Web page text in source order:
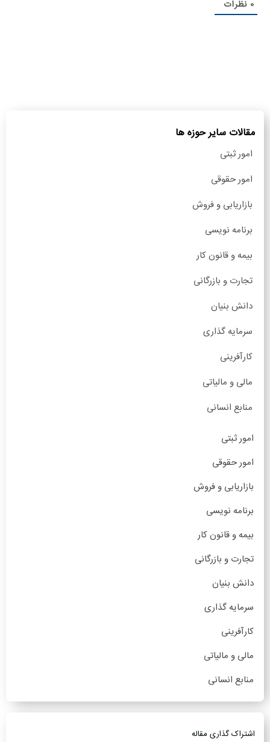
0 نظرات
مقالات سایر حوزه ها
امور ثبتی
امور حقوقی
بازاریابی و فروش
برنامه نویسی
بیمه و قانون کار
تجارت و بازرگانی
دانش بنیان
سرمایه گذاری
کارآفرینی
مالی و مالیاتی
منابع انسانی
امور ثبتی
امور حقوقی
بازاریابی و فروش
برنامه نویسی
بیمه و قانون کار
تجارت و بازرگانی
دانش بنیان
سرمایه گذاری
کارآفرینی
مالی و مالیاتی
منابع انسانی
اشتراک گذاری مقاله